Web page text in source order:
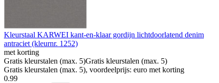
Kleurstaal KARWEI kant-en-klaar gordijn lichtdoorlatend denim
antraciet (kleurnr. 1252)
met korting
Gratis kleurstalen (max. 5)Gratis kleurstalen (max. 5)
Gratis kleurstalen (max. 5), voordeelprijs: euro met korting
0.99